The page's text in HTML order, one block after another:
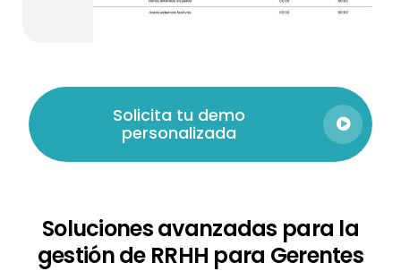
Solicita tu demo
personalizada
Soluciones avanzadas para la
gestión de RRHH para Gerentes